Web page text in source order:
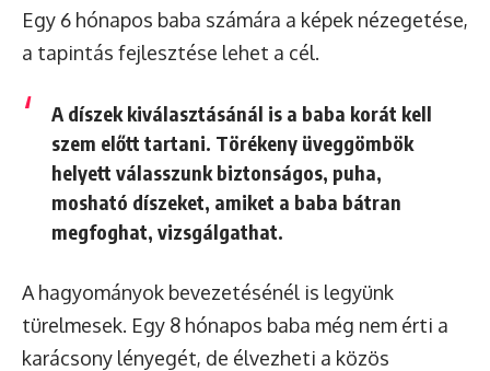
Egy 6 hónapos baba számára a képek nézegetése,
a tapintás fejlesztése lehet a cél.
A díszek kiválasztásánál is a baba korát kell
szem előtt tartani. Törékeny üveggömbök
helyett válasszunk biztonságos, puha,
mosható díszeket, amiket a baba bátran
megfoghat, vizsgálgathat.
A hagyományok bevezetésénél is legyünk
türelmesek. Egy 8 hónapos baba még nem érti a
karácsony lényegét, de élvezheti a közös